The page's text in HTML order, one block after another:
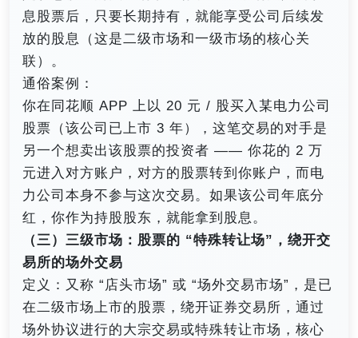
息股票后，只要长期持有，就能享受公司后续发
放的股息（这是二级市场和一级市场的核心关
联）。
通俗案例：
你在同花顺 APP 上以 20 元 / 股买入某电力公司
股票（该公司已上市 3 年），这笔交易的对手是
另一个想卖出该股票的投资者 —— 你花的 2 万
元进入对方账户，对方的股票转到你账户，而电
力公司本身不参与这次交易。如果该公司年底分
红，你作为持股股东，就能拿到股息。
（三）三级市场：股票的 “特殊转让场”，绕开交
易所的场外交易
定义：又称 “店头市场” 或 “场外交易市场”，是已
在二级市场上市的股票，绕开证券交易所，通过
场外协议进行的大宗交易或特殊转让市场，核心